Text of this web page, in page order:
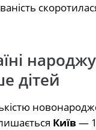
дітей
Київ—